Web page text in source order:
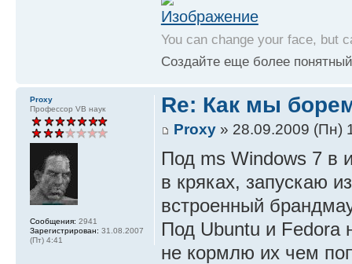
You can change your face, but
Создайте еще более
Proxy
Профессор VB наук
Сообщения: 2941
Зарегистрирован: 31.08.2007
(Пт) 4:41
Re: Как мы
Proxy» 28.09.2009 (Пн)
Под ms Windows 7 в
в кряках, запускаю
встроенный
Под Ubuntu и Fedora
не кормлю их чем